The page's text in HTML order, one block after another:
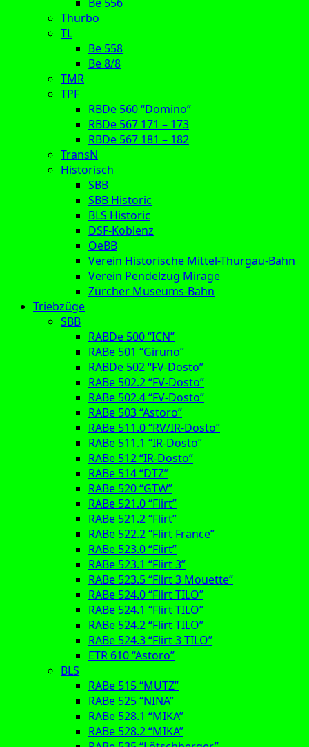
Thurbo
TL
Be 558
Be 8/8
TMR
TPF
RBDe 560 “Domino”
RBDe 567 171 – 173
RBDe 567 181 – 182
TransN
Historisch
SBB
SBB Historic
BLS Historic
DSF-Koblenz
OeBB
Verein Historische Mittel-Thurgau-Bahn
Verein Pendelzug Mirage
Zürcher Museums-Bahn
Triebzüge
SBB
RABDe 500 “ICN”
RABe 501 “Giruno”
RABDe 502 “FV-Dosto”
RABe 502.2 “FV-Dosto”
RABe 502.4 “FV-Dosto”
RABe 503 “Astoro”
RABe 511.0 “RV/IR-Dosto”
RABe 511.1 “IR-Dosto”
RABe 512 “IR-Dosto”
RABe 514 “DTZ”
RABe 520 “GTW”
RABe 521.0 “Flirt”
RABe 521.2 “Flirt”
RABe 522.2 “Flirt France”
RABe 523.0 “Flirt”
RABe 523.1 “Flirt 3”
RABe 523.5 “Flirt 3 Mouette”
RABe 524.0 “Flirt TILO”
RABe 524.1 “Flirt TILO”
RABe 524.2 “Flirt TILO”
RABe 524.3 “Flirt 3 TILO”
ETR 610 “Astoro”
BLS
RABe 515 “MUTZ”
RABe 525 “NINA”
RABe 528.1 “MIKA”
RABe 528.2 “MIKA”